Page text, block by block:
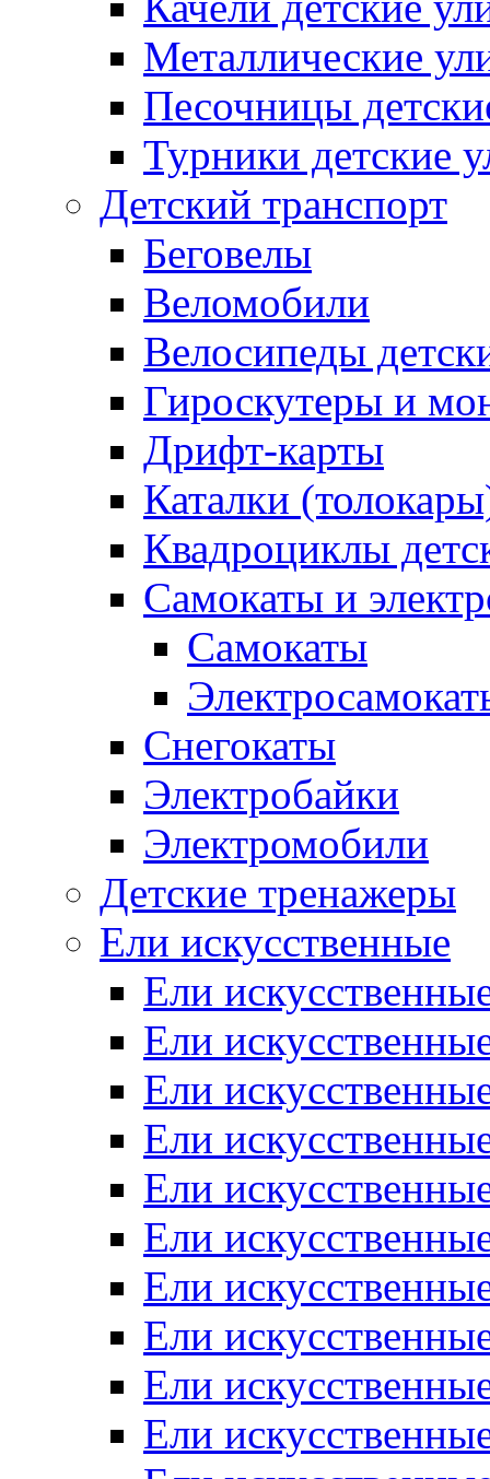
Металлические
Песочницы
Турники детские
Детский транспорт
Беговелы
Веломобили
Велосипеды
Гироскутеры и
Дрифт-карты
Каталки
Квадроциклы
Самокаты и
Самокаты
Снегокаты
Электробайки
Электромобили
Детские тренажеры
Ели искусственные
Ели
Ели
Ели
Ели
Ели
Ели
Ели
Ели
Ели
Ели